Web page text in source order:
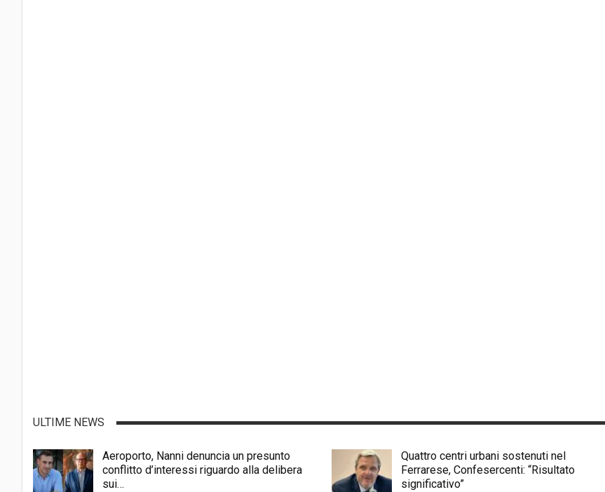
ULTIME NEWS
Aeroporto, Nanni denuncia un presunto
conflitto d’interessi riguardo alla delibera
sui…
Quattro centri urbani sostenuti nel
Ferrarese, Confesercenti: “Risultato
significativo”